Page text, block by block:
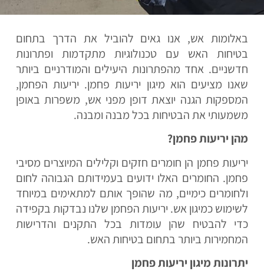
באלומות אש, אנו גאים להוביל את הדרך בתחום
בטיחות האש עם טכנולוגיות מתקדמות ופתרונות
חדשניים. אחד מהפתרונות היעילים והמודרניים ביותר
שאנו מציעים הוא מיגון יריעות פחמן. יריעות הפחמן,
המספקות הגנה יוצאת דופן מפני אש, משפרות באופן
משמעותי את הבטיחות בכל מבנה ומבנה.
מהן יריעות פחמן?
יריעות פחמן הן חומרים חזקים וקלילים המיוצרים מסיבי
פחמן. החומרים האלו ידועים בעמידותם הגבוהה לחום
ולחומרים כימיים, מה שהופך אותם למתאימים במיוחד
לשימוש כמיגון אש. יריעות הפחמן שלנו נבדקות בקפידה
כדי להבטיח שהן עומדות בכל התקנים והדרישות
המחמירות ביותר בתחום בטיחות האש.
יתרונות מיגון יריעות פחמן